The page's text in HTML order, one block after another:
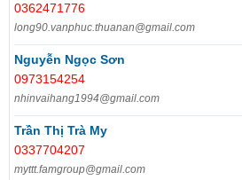
0362471776
long90.vanphuc.thuanan@gmail.com
Nguyễn Ngọc Sơn
0973154254
nhinvaihang1994@gmail.com
Trần Thị Trà My
0337704207
myttt.famgroup@gmail.com